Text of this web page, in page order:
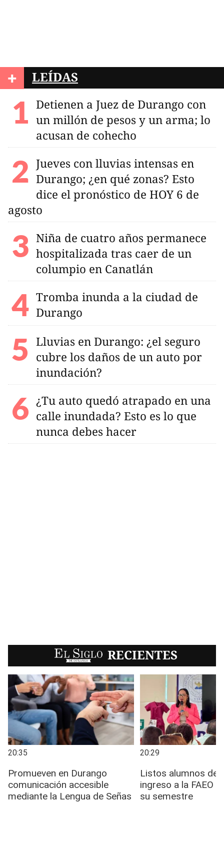
+ LEÍDAS
Detienen a Juez de Durango con
un millón de pesos y un arma; lo
acusan de cohecho
Jueves con lluvias intensas en
Durango; ¿en qué zonas? Esto
dice el pronóstico de HOY 6 de
agosto
Niña de cuatro años permanece
hospitalizada tras caer de un
columpio en Canatlán
Tromba inunda a la ciudad de
Durango
Lluvias en Durango: ¿el seguro
cubre los daños de un auto por
inundación?
¿Tu auto quedó atrapado en una
calle inundada? Esto es lo que
nunca debes hacer
EL SIGLO RECIENTES